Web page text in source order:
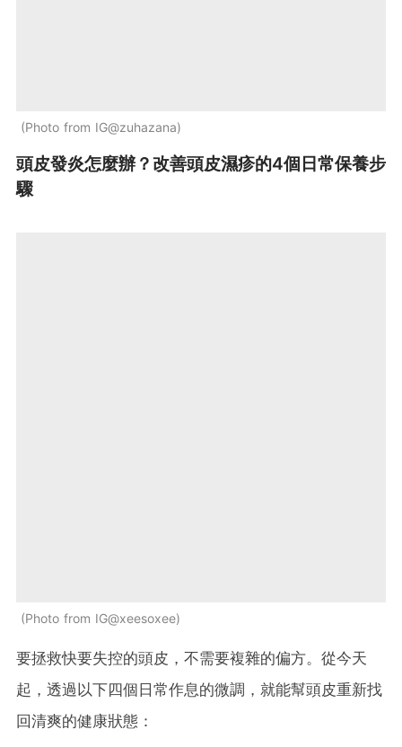
Photo from IG@zuhazana
頭皮發炎怎麼辦？改善頭皮濕疹的4個日常保養步
驟
Photo from IG@xeesoxee
要拯救快要失控的頭皮，不需要複雜的偏方。從今天
起，透過以下四個日常作息的微調，就能幫頭皮重新找
回清爽的健康狀態：